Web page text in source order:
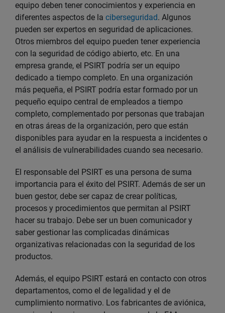
equipo deben tener conocimientos y experiencia en
diferentes aspectos de la ciberseguridad. Algunos
pueden ser expertos en seguridad de aplicaciones.
Otros miembros del equipo pueden tener experiencia
con la seguridad de código abierto, etc. En una
empresa grande, el PSIRT podría ser un equipo
dedicado a tiempo completo. En una organización
más pequeña, el PSIRT podría estar formado por un
pequeño equipo central de empleados a tiempo
completo, complementado por personas que trabajan
en otras áreas de la organización, pero que están
disponibles para ayudar en la respuesta a incidentes o
el análisis de vulnerabilidades cuando sea necesario.
El responsable del PSIRT es una persona de suma
importancia para el éxito del PSIRT. Además de ser un
buen gestor, debe ser capaz de crear políticas,
procesos y procedimientos que permitan al PSIRT
hacer su trabajo. Debe ser un buen comunicador y
saber gestionar las complicadas dinámicas
organizativas relacionadas con la seguridad de los
productos.
Además, el equipo PSIRT estará en contacto con otros
departamentos, como el de legalidad y el de
cumplimiento normativo. Los fabricantes de aviónica,